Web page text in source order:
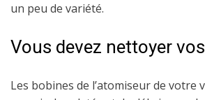
un peu de variété.
Vous devez nettoyer
Les bobines de l’atomiseur de votre